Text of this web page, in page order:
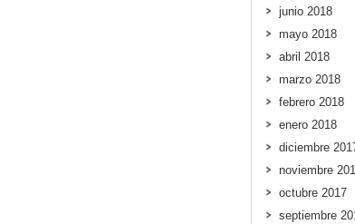
junio 2018
mayo 2018
abril 2018
marzo 2018
febrero 2018
enero 2018
diciembre
noviembre
octubre 2017
septiembre